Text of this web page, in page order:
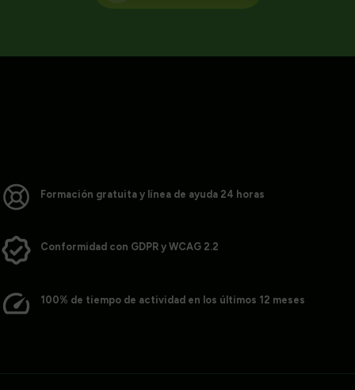
Formación gratuita y línea de ayuda 24 horas
Conformidad con GDPR y WCAG 2.2
100% de tiempo de actividad en los últimos 12 meses